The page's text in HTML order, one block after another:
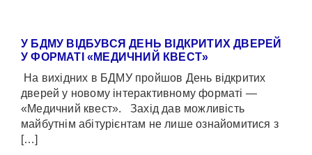
У БДМУ ВІДБУВСЯ ДЕНЬ ВІДКРИТИХ ДВЕРЕЙ
У ФОРМАТІ «МЕДИЧНИЙ КВЕСТ»
На вихідних в БДМУ пройшов День відкритих
дверей у новому інтерактивному форматі —
«Медичний квест». Захід дав можливість
майбутнім абітурієнтам не лише ознайомитися з
[…]